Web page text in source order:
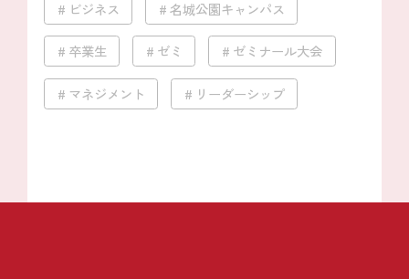
ビジネス 名城公園キャンパス
卒業生 ゼミ ゼミナール大会
マネジメント リーダーシップ